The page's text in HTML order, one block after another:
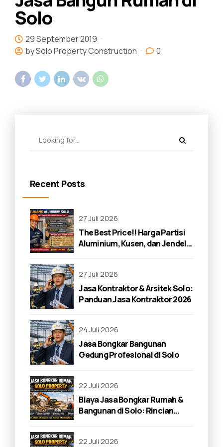
Solo
29 September 2019
by Solo Property Construction
0
Recent Posts
27 Juli 2026
The Best Price!! Harga Partisi
Aluminium, Kusen, dan Jendela
27 Juli 2026
Jasa Kontraktor & Arsitek Solo:
Panduan Jasa Kontraktor 2026
24 Juli 2026
Jasa Bongkar Bangunan
Gedung Profesional di Solo
22 Juli 2026
Biaya Jasa Bongkar Rumah &
Bangunan di Solo: Rincian
22 Juli 2026